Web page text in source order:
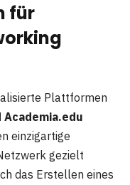
für
Plattformen
Academia.edu
einzigartige
gezielt
das Erstellen eines